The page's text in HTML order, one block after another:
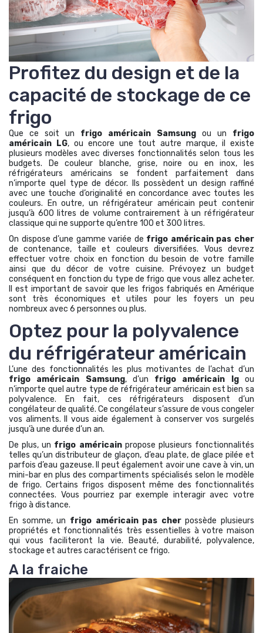
Profitez du design et de la
capacité de stockage de ce
frigo
Que ce soit un frigo américain Samsung ou un frigo
américain LG, ou encore une tout autre marque, il existe
plusieurs modèles avec diverses fonctionnalités selon tous les
budgets. De couleur blanche, grise, noire ou en inox, les
réfrigérateurs américains se fondent parfaitement dans
n’importe quel type de décor. Ils possèdent un design raffiné
avec une touche d’originalité en concordance avec toutes les
couleurs. En outre, un réfrigérateur américain peut contenir
jusqu’à 600 litres de volume contrairement à un réfrigérateur
classique qui ne supporte qu’entre 100 et 300 litres.
On dispose d’une gamme variée de frigo américain pas cher
de contenance, taille et couleurs diversifiées. Vous devrez
effectuer votre choix en fonction du besoin de votre famille
ainsi que du décor de votre cuisine. Prévoyez un budget
conséquent en fonction du type de frigo que vous allez acheter.
Il est important de savoir que les frigos fabriqués en Amérique
sont très économiques et utiles pour les foyers un peu
nombreux avec 6 personnes ou plus.
Optez pour la polyvalence
du réfrigérateur américain
L’une des fonctionnalités les plus motivantes de l’achat d’un
frigo américain Samsung, d’un frigo américain lgou
n’importe quel autre type de réfrigérateur américain est bien sa
polyvalence. En fait, ces réfrigérateurs disposent d’un
congélateur de qualité. Ce congélateur s’assure de vous congeler
vos aliments. Il vous aide également à conserver vos surgelés
jusqu’à une durée d’un an.
De plus, un frigo américain propose plusieurs fonctionnalités
telles qu’un distributeur de glaçon, d’eau plate, de glace pilée et
parfois d’eau gazeuse. Il peut également avoir une cave à vin, un
mini-bar en plus des compartiments spécialisés selon le modèle
de frigo. Certains frigos disposent même des fonctionnalités
connectées. Vous pourriez par exemple interagir avec votre
frigo à distance.
En somme, un frigo américain pas cherpossède plusieurs
propriétés et fonctionnalités très essentielles à votre maison
qui vous faciliteront la vie. Beauté, durabilité, polyvalence,
stockage et autres caractérisent ce frigo.
A la fraiche